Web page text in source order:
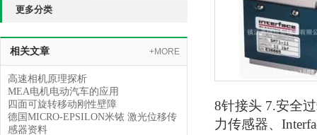
更多分类
相关文章 +MORE
高速相机原理探析
MEA电机电动汽车的应用
四面可旋转移动刚性壁障
德国MICRO-EPSILON米铱 激光位移传
感器资料
8针接头 7.安全
力传感器、